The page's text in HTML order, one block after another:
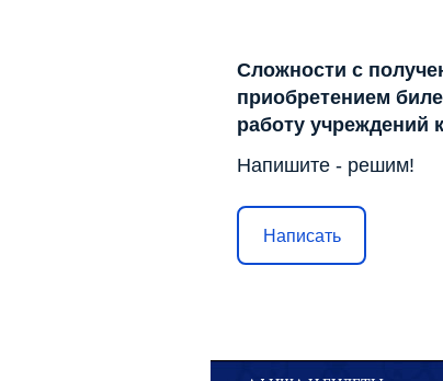
Сложности с
приобретением
работу учреждений
Напишите - решим!
Написать